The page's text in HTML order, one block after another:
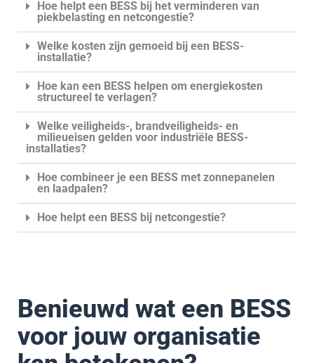
Hoe helpt een BESS bij het verminderen van
piekbelasting en netcongestie?
Welke kosten zijn gemoeid bij een BESS-
installatie?
Hoe kan een BESS helpen om energiekosten
structureel te verlagen?
Welke veiligheids-, brandveiligheids- en
milieueisen gelden voor industriële BESS-
installaties?
Hoe combineer je een BESS met zonnepanelen
en laadpalen?
Hoe helpt een BESS bij netcongestie?
Benieuwd wat een BESS
voor jouw organisatie